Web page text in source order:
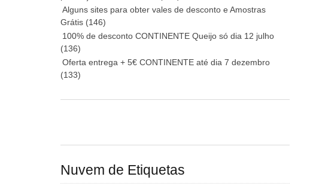
Alguns sites para obter vales de desconto e Amostras
Grátis (146)
100% de desconto CONTINENTE Queijo só dia 12 julho
(136)
Oferta entrega + 5€ CONTINENTE até dia 7 dezembro
(133)
Nuvem de Etiquetas